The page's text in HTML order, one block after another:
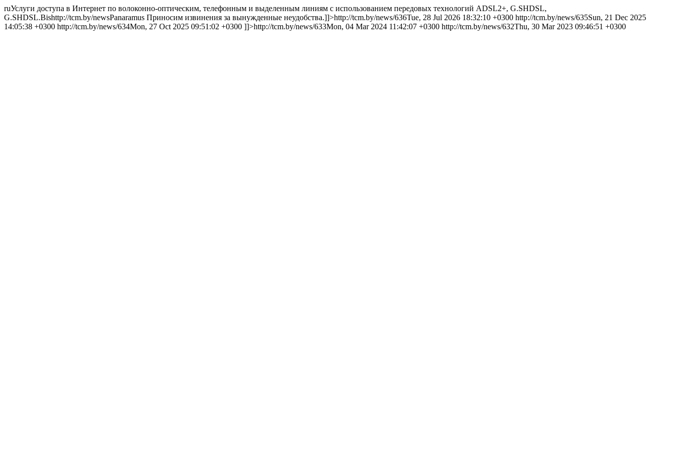
ruУслуги доступа в Интернет по волоконно-оптическим, телефонным и выделенным линиям с использованием передовых технологий ADSL2+, G.SHDSL,
G.SHDSL.Bishttp://tcm.by/newsPanaramus Приносим извинения за вынужденные неудобства.]]>http://tcm.by/news/636Tue, 28 Jul 2026 18:32:10 +0300 http://tcm.by/news/635Sun, 21 Dec 2025
14:05:38 +0300 http://tcm.by/news/634Mon, 27 Oct 2025 09:51:02 +0300 ]]>http://tcm.by/news/633Mon, 04 Mar 2024 11:42:07 +0300 http://tcm.by/news/632Thu, 30 Mar 2023 09:46:51 +0300